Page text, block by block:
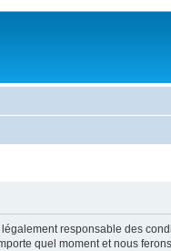
légalement responsable des
quel moment et nous